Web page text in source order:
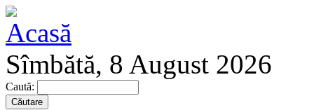
Sîmbătă, 8 August 2026
Caută: